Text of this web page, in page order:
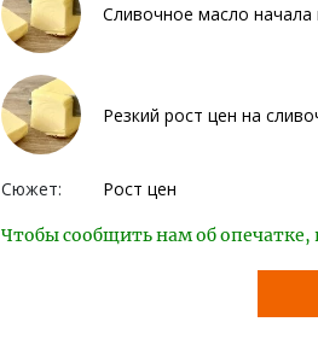
Сливочное масло
Резкий рост цен на
Сюжет: Рост цен
Чтобы сообщить нам об